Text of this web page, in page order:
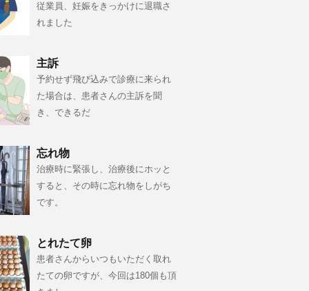
従業員、妊娠をきっかけに退職さ
れました
主訴
予約せず飛び込みで診療に来られ
た場合は、患者さんの主訴を聞
き、できるだ
忘れ物
治療時に緊張し、治療後にホッと
すると、その時に忘れ物をしがち
です。
とれたて卵
患者さんからいつもいただく取れ
たての卵ですが、今回は180個も頂